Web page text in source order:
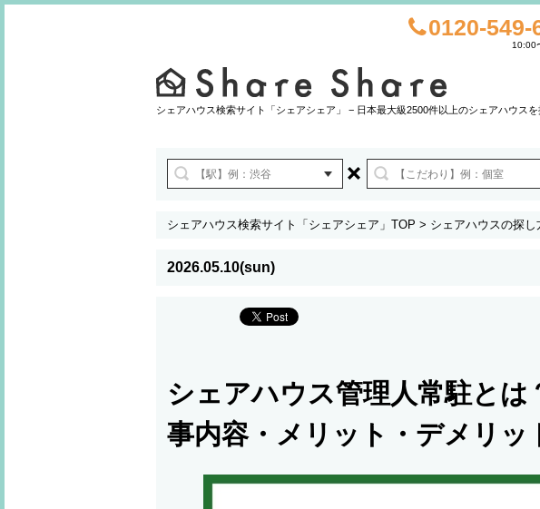
0120-549-
10:00
シェアハウス検索サイト「シェアシェア」 − 日本最大級2500件以上のシェアハウス
シェアハウス検索サイト「シェアシェア」TOP > シェアハウスの探し
2026.05.10(sun)
シェアハウス管理人常駐と
事内容・メリット・デメリッ